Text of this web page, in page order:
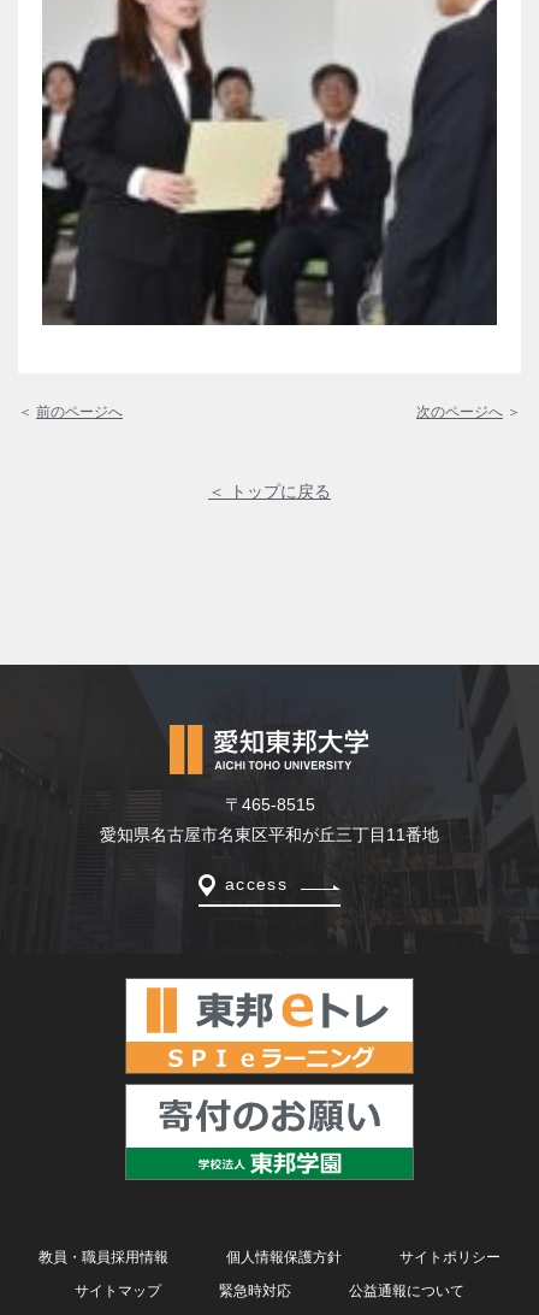
＜ 前のページへ 次のページへ ＞
＜ トップに戻る
〒465-8515
愛知県名古屋市名東区平和が丘三丁目11番地
access
教員・職員採用情報 個人情報保護方針
サイトポリシー
サイトマップ
緊急時対応 公益通報について